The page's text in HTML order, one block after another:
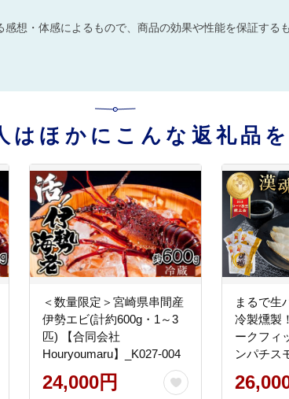
想・体感によるもので、商品の効果や性能を保証する
はほかにこんな返礼品
＜数量限定＞宮崎県串間産
伊勢エビ(計約600g・1～3
匹) 【合同会社
Houryoumaru】_K027-004
24,000円
まるで生
冷製燻製
ークフィ
ンパチス
40g 計5
産株式会